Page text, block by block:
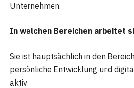
Unternehmen.
In welchen Bereichen arbeitet
Sie ist hauptsächlich in den
persönliche Entwicklung und
aktiv.